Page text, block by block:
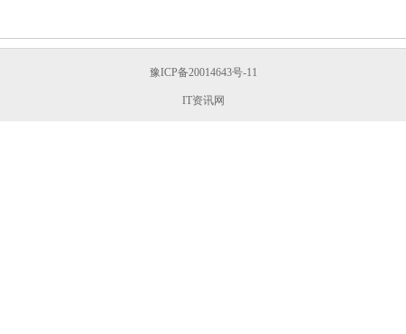
豫ICP备20014643号-11
IT资讯网